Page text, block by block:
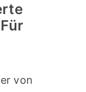
von